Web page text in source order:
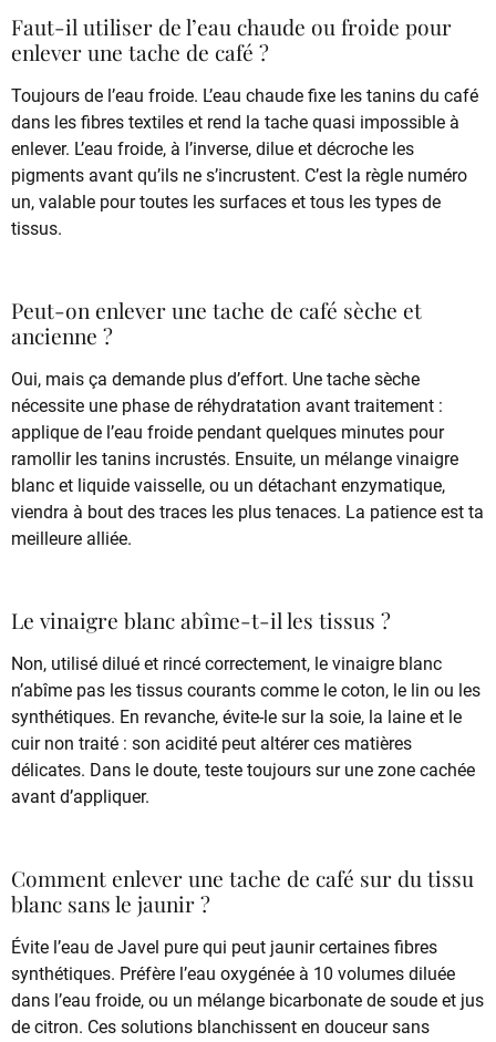
Faut-il utiliser de l’eau chaude ou froide pour
enlever une tache de café ?
Toujours de l’eau froide. L’eau chaude fixe les tanins du café
dans les fibres textiles et rend la tache quasi impossible à
enlever. L’eau froide, à l’inverse, dilue et décroche les
pigments avant qu’ils ne s’incrustent. C’est la règle numéro
un, valable pour toutes les surfaces et tous les types de
tissus.
Peut-on enlever une tache de café sèche et
ancienne ?
Oui, mais ça demande plus d’effort. Une tache sèche
nécessite une phase de réhydratation avant traitement :
applique de l’eau froide pendant quelques minutes pour
ramollir les tanins incrustés. Ensuite, un mélange vinaigre
blanc et liquide vaisselle, ou un détachant enzymatique,
viendra à bout des traces les plus tenaces. La patience est ta
meilleure alliée.
Le vinaigre blanc abîme-t-il les tissus ?
Non, utilisé dilué et rincé correctement, le vinaigre blanc
n’abîme pas les tissus courants comme le coton, le lin ou les
synthétiques. En revanche, évite-le sur la soie, la laine et le
cuir non traité : son acidité peut altérer ces matières
délicates. Dans le doute, teste toujours sur une zone cachée
avant d’appliquer.
Comment enlever une tache de café sur du tissu
blanc sans le jaunir ?
Évite l’eau de Javel pure qui peut jaunir certaines fibres
synthétiques. Préfère l’eau oxygénée à 10 volumes diluée
dans l’eau froide, ou un mélange bicarbonate de soude et jus
de citron. Ces solutions blanchissent en douceur sans